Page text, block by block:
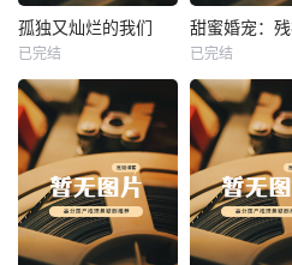
热播
未知
孤独又灿烂的我们
已完结
热播
未知
已完结